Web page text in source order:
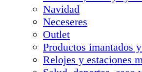
Navidad
Neceseres
Outlet
Productos imantados
Relojes y estaciones